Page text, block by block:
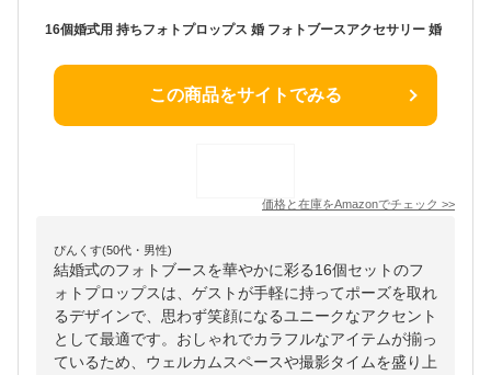
16個婚式用 持ちフォトプロップス 婚 フォトブースアクセサリー 婚
この商品をサイトでみる
価格と在庫をAmazonでチェック >>
ぴんくす(50代・男性)
結婚式のフォトブースを華やかに彩る16個セットのフ
ォトプロップスは、ゲストが手軽に持ってポーズを取れ
るデザインで、思わず笑顔になるユニークなアクセント
として最適です。おしゃれでカラフルなアイテムが揃っ
ているため、ウェルカムスペースや撮影タイムを盛り上